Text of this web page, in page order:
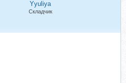
Yyuliya
Складчик